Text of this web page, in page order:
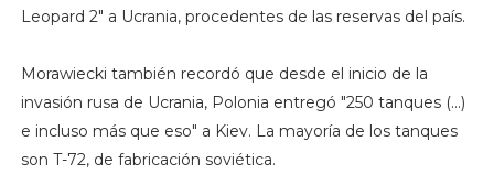
Leopard 2" a Ucrania, procedentes de las reservas del país.
Morawiecki también recordó que desde el inicio de la
invasión rusa de Ucrania, Polonia entregó "250 tanques (...)
e incluso más que eso" a Kiev. La mayoría de los tanques
son T-72, de fabricación soviética.